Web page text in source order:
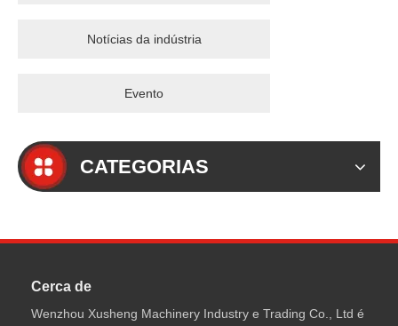
Notícias da indústria
Evento
CATEGORIAS
Cerca de
Wenzhou Xusheng Machinery Industry e Trading Co., Ltd é